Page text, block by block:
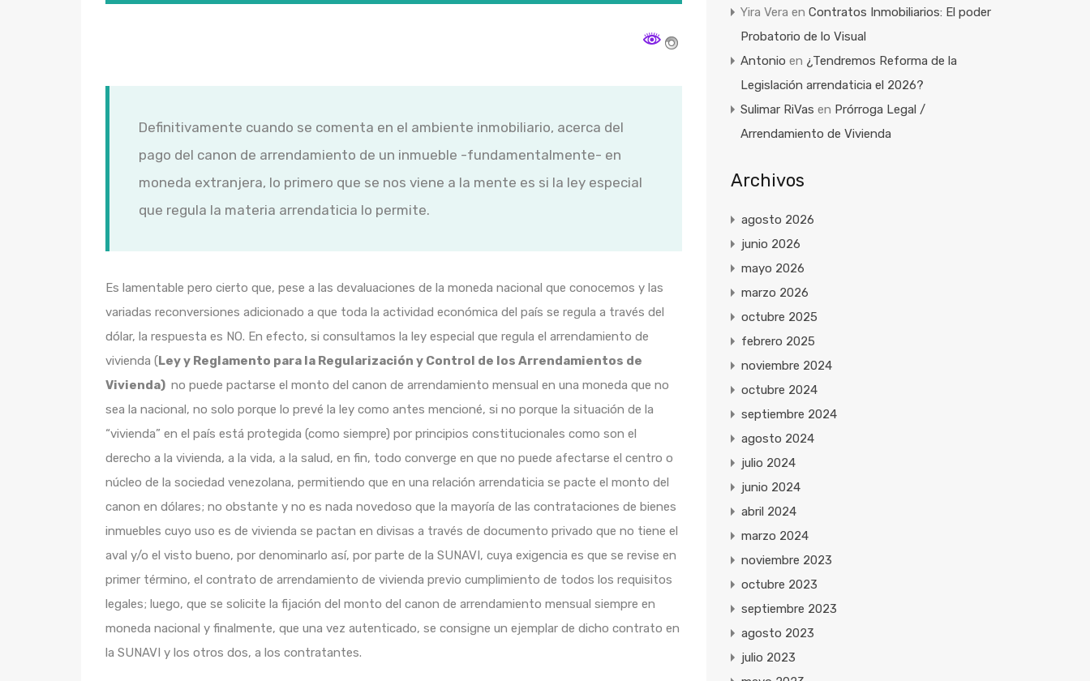
Definitivamente cuando se comenta en el ambiente inmobiliario, acerca del
pago del canon de arrendamiento de un inmueble -fundamentalmente- en
moneda extranjera, lo primero que se nos viene a la mente es si la ley especial
que regula la materia arrendaticia lo permite.
Es lamentable pero cierto que, pese a las devaluaciones de la moneda nacional que conocemos y las
variadas reconversiones adicionado a que toda la actividad económica del país se regula a través del
dólar, la respuesta es NO. En efecto, si consultamos la ley especial que regula el arrendamiento de
vivienda (Ley y Reglamento para la Regularización y Control de los Arrendamientos de
Vivienda) no puede pactarse el monto del canon de arrendamiento mensual en una moneda que no
sea la nacional, no solo porque lo prevé la ley como antes mencioné, si no porque la situación de la
“vivienda” en el país está protegida (como siempre) por principios constitucionales como son el
derecho a la vivienda, a la vida, a la salud, en fin, todo converge en que no puede afectarse el centro o
núcleo de la sociedad venezolana, permitiendo que en una relación arrendaticia se pacte el monto del
canon en dólares; no obstante y no es nada novedoso que la mayoría de las contrataciones de bienes
inmuebles cuyo uso es de vivienda se pactan en divisas a través de documento privado que no tiene el
aval y/o el visto bueno, por denominarlo así, por parte de la SUNAVI, cuya exigencia es que se revise en
primer término, el contrato de arrendamiento de vivienda previo cumplimiento de todos los requisitos
legales; luego, que se solicite la fijación del monto del canon de arrendamiento mensual siempre en
moneda nacional y finalmente, que una vez autenticado, se consigne un ejemplar de dicho contrato en
la SUNAVI y los otros dos, a los contratantes.
Yira Vera en Contratos Inmobiliarios: El poder
Probatorio de lo Visual
Antonio en ¿Tendremos Reforma de la
Legislación arrendaticia el 2026?
Sulimar RiVas en Prórroga Legal /
Arrendamiento de Vivienda
Archivos
agosto 2026
junio 2026
mayo 2026
marzo 2026
octubre 2025
febrero 2025
noviembre 2024
octubre 2024
septiembre 2024
agosto 2024
julio 2024
junio 2024
abril 2024
marzo 2024
noviembre 2023
octubre 2023
septiembre 2023
agosto 2023
julio 2023